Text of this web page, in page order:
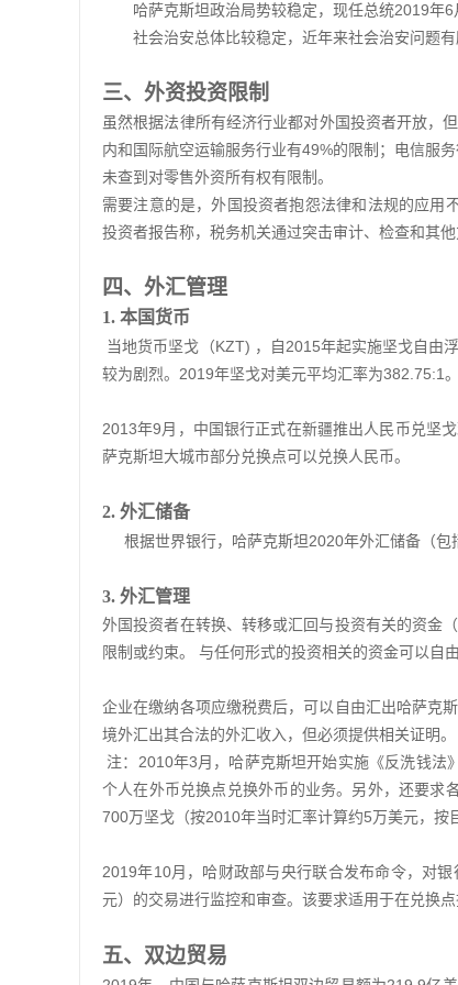
哈萨克斯坦政治局势较稳定，现任总统2019年6
社会治安总体比较稳定，近年来社会治安问题有
三、外资投资限制
虽然根据法律所有经济行业都对外国投资者开放，
内和国际航空运输服务行业有49%的限制；电信服务
未查到对零售外资所有权有限制。
需要注意的是，外国投资者抱怨法律和法规的应用
投资者报告称，税务机关通过突击审计、检查和其
四、外汇管理
1. 本国货币
当地货币坚戈（KZT) ，自2015年起实施坚戈自由
较为剧烈。2019年坚戈对美元平均汇率为382.75:1。
2013年9月，中国银行正式在新疆推出人民币兑坚
萨克斯坦大城市部分兑换点可以兑换人民币。
2. 外汇储备
根据世界银行，哈萨克斯坦2020年外汇储备（包
3. 外汇管理
外国投资者在转换、转移或汇回与投资有关的资金
限制或约束。 与任何形式的投资相关的资金可以自
企业在缴纳各项应缴税费后，可以自由汇出哈萨克
境外汇出其合法的外汇收入，但必须提供相关证明。
注：2010年3月，哈萨克斯坦开始实施《反洗钱法
个人在外币兑换点兑换外币的业务。另外，还要求
700万坚戈（按2010年当时汇率计算约5万美元，按
2019年10月，哈财政部与央行联合发布命令，对
元）的交易进行监控和审查。该要求适用于在兑换
五、双边贸易